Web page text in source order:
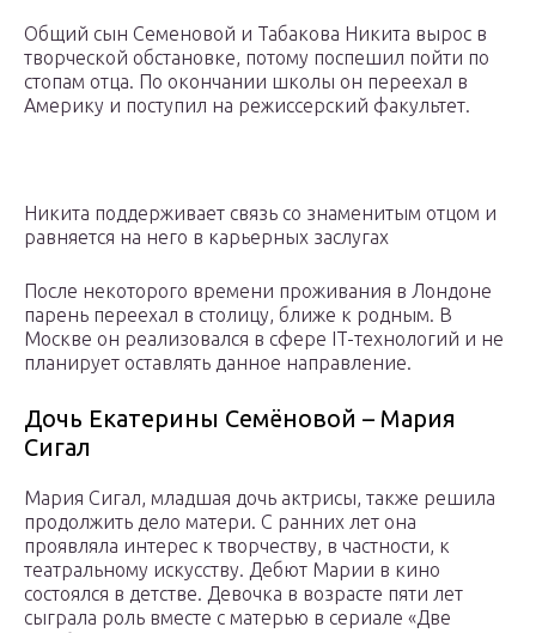
Общий сын Семеновой и Табакова Никита вырос в
творческой обстановке, потому поспешил пойти по
стопам отца. По окончании школы он переехал в
Америку и поступил на режиссерский факультет.
Никита поддерживает связь со знаменитым отцом и
равняется на него в карьерных заслугах
После некоторого времени проживания в Лондоне
парень переехал в столицу, ближе к родным. В
Москве он реализовался в сфере IT-технологий и не
планирует оставлять данное направление.
Дочь Екатерины Семёновой – Мария
Сигал
Мария Сигал, младшая дочь актрисы, также решила
продолжить дело матери. С ранних лет она
проявляла интерес к творчеству, в частности, к
театральному искусству. Дебют Марии в кино
состоялся в детстве. Девочка в возрасте пяти лет
сыграла роль вместе с матерью в сериале «Две